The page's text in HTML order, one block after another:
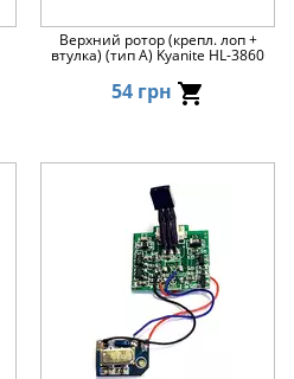
Верхний ротор (крепл. лоп +
втулка) (тип А) Kyanite HL-3860
54 грн